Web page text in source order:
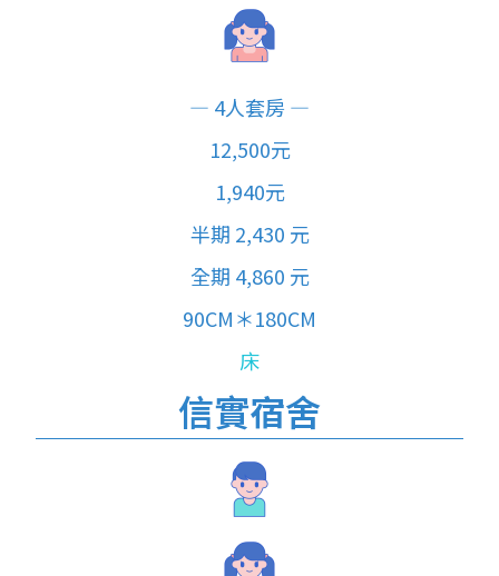
— 4人套房 —
12,500元
1,940元
半期 2,430 元
全期 4,860 元
90CM＊180CM
床
信實宿舍